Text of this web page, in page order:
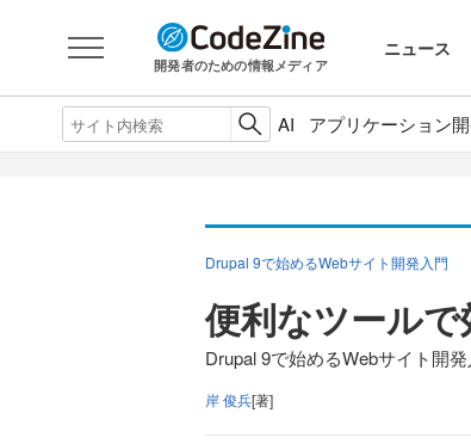
開発者のための情報メディア
ニュース
AI アプリケーション
Drupal 9で始めるWebサイト開発入門
便利なツール
Drupal 9で始めるWebサイト開
岸 俊兵[著]